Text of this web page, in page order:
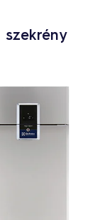
szekrény